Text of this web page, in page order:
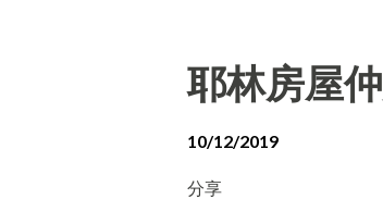
耶林房屋
10/12/2019
分享